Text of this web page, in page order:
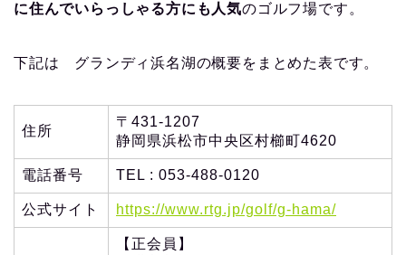
に住んでいらっしゃる方にも人気のゴルフ場です。
下記は グランディ浜名湖の概要をまとめた表です。
住所
〒431-1207
静岡県浜松市中央区村櫛町4620
電話番号 TEL : 053-488-0120
公式サイト https://www.rtg.jp/golf/g-hama/
【正会員】